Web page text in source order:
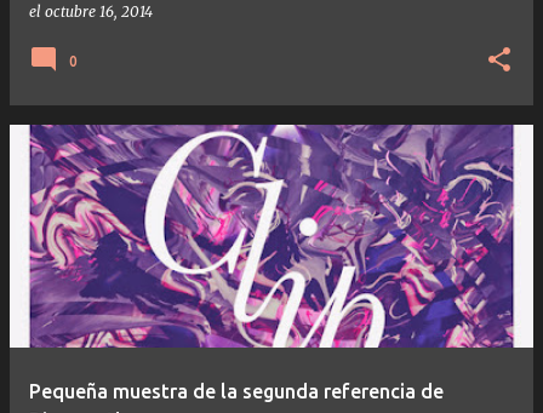
el octubre 16, 2014
0
Pequeña muestra de la segunda referencia de